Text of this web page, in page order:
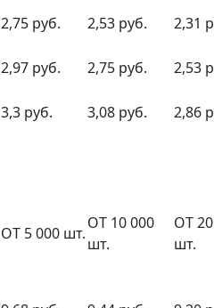
2,75 руб. 2,53 руб.
2,31
2,97 руб. 2,75 руб.
2,53
3,3 руб. 3,08 руб.
2,86
ОТ 5 000 шт.
ОТ 10 000
шт.
ОТ
шт.